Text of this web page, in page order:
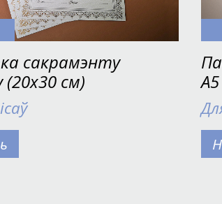
сакрамэнту
см)
А5